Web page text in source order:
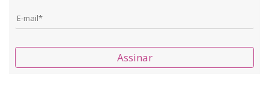
Assinar